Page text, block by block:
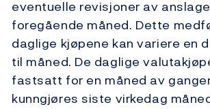
eventuelle revisjoner av
foregående måned. Dette
daglige kjøpene kan variere en
til måned. De daglige
fastsatt for en måned av
kunngjøres siste virkedag